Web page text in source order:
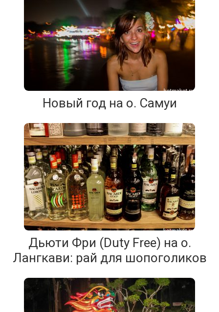
Новый год на о. Самуи
Дьюти Фри (Duty Free) на о.
Лангкави: рай для шопоголиков